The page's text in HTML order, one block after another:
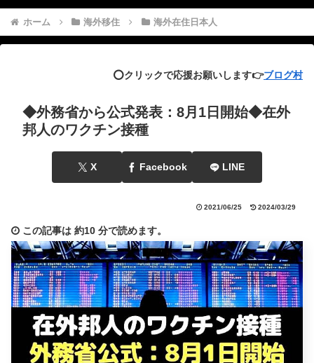
ホーム 海外移住 海外在住日本人
⭕️クリックで応援お願いします👉ブログ村
◆外務省から公式発表：8月1日開始◆在外
邦人のワクチン接種
X Facebook LINE
2021/06/25 2024/03/29
この記事は 約10 分で読めます。